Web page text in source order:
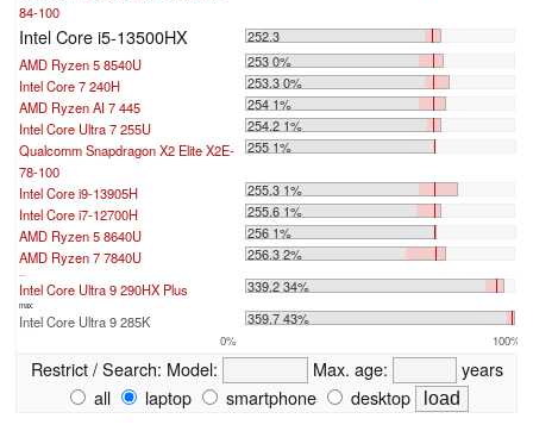
84-100
Intel Core i5-13500HX
252.3
AMD Ryzen 5 8540U
253 0%
Intel Core 7 240H
253.3 0%
AMD Ryzen AI 7 445
254 1%
Intel Core Ultra 7 255U
254.2 1%
Qualcomm Snapdragon X2 Elite X2E-
78-100
255 1%
Intel Core i9-13905H
255.3 1%
Intel Core i7-12700H
255.6 1%
AMD Ryzen 5 8640U
256 1%
AMD Ryzen 7 7840U
256.3 2%
...
Intel Core Ultra 9 290HX Plus 339.2 34%
max:
Intel Core Ultra 9 285K 359.7 43%
0% 100%
Restrict / Search: Model: Max. age:
years
all
laptop smartphone desktop